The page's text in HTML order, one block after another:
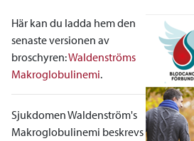
Här kan du ladda hem den
senaste versionen av
broschyren:Waldenströms
Makroglobulinemi.
Sjukdomen Waldenström's
Makroglobulinemi beskrevs